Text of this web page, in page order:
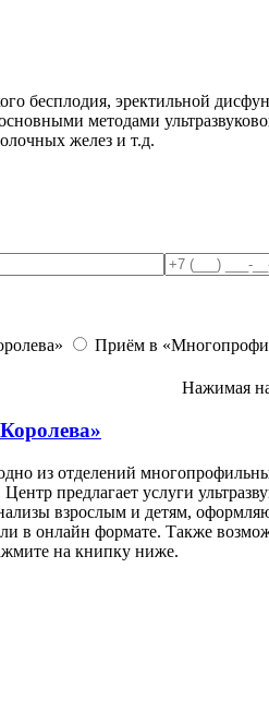
бесплодия, эректильной
методами
желез и т.д.
Приём в
Нажимая
из отделений
предлагает услуги
взрослым и детям,
в онлайн формате. Также
на книпку ниже.